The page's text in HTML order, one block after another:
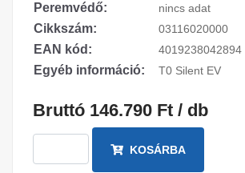
Peremvédő: nincs adat
Cikkszám: 03116020000
EAN kód: 4019238042894
Egyéb információ: T0 Silent EV
Bruttó 146.790 Ft / db
KOSÁRBA